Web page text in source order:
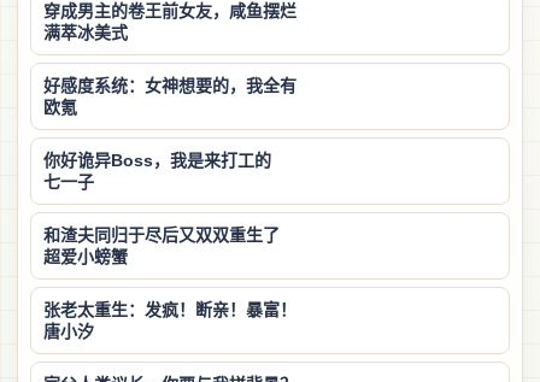
穿成男主的卷王前女友，咸鱼摆烂
满萃冰美式
好感度系统：女神想要的，我全有
欧氪
你好诡异Boss，我是来打工的
七一子
和渣夫同归于尽后又双双重生了
超爱小螃蟹
张老太重生：发疯！断亲！暴富！
唐小汐